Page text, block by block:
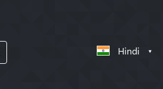
Hindi